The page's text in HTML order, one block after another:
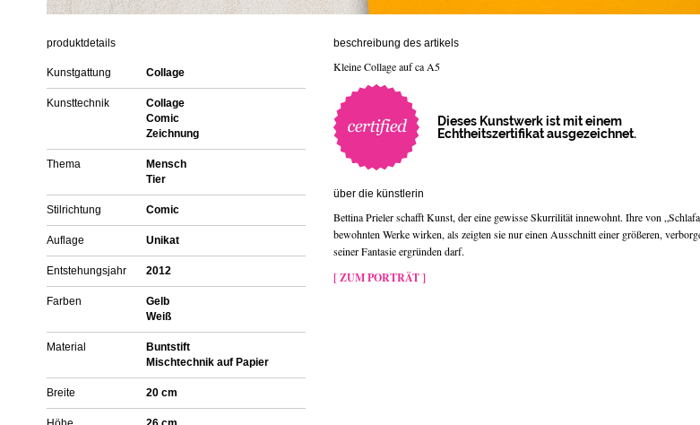
produktdetails
Kunstgattung Collage
Kunsttechnik
Collage
Comic
Zeichnung
Thema
Mensch
Tier
Stilrichtung Comic
Auflage Unikat
Entstehungsjahr 2012
Farben
Gelb
Weiß
Material
Buntstift
Mischtechnik auf Papier
Breite 20 cm
beschreibung des artikels
Kleine Collage auf ca A5
Dieses Kunstwerk ist mit einem
Echtheitszertifikat ausgezeichnet.
über die künstlerin
Bettina Prieler schafft Kunst, der eine gewisse Skurrilität innewohnt. Ihre von
bewohnten Werke wirken, als zeigten sie nur einen Ausschnitt einer größeren,
seiner Fantasie ergründen darf.
[ ZUM PORTRÄT ]